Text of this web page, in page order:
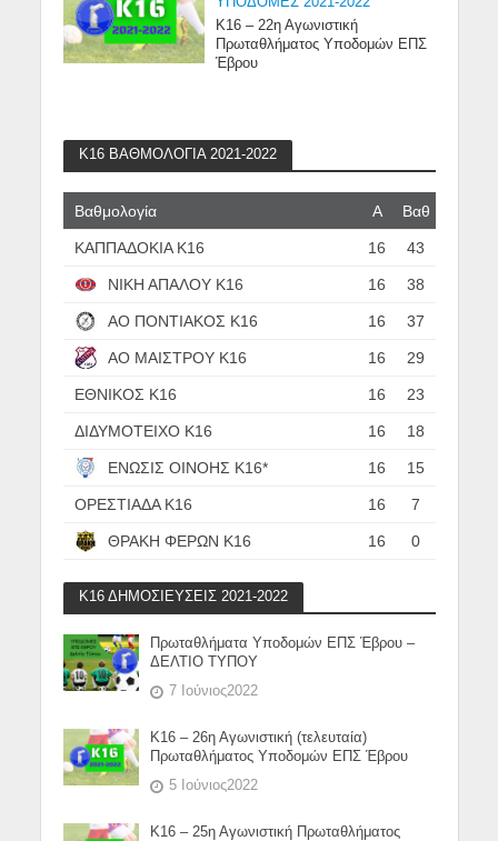
Κ16 – 22η Αγωνιστική
Πρωταθλήματος Υποδομών ΕΠΣ
Έβρου
Κ16 ΒΑΘΜΟΛΟΓΙΑ 2021-2022
Βαθμολογία Α Βαθ
ΚΑΠΠΑΔΟΚΙΑ Κ16 16 43
ΝΙΚΗ ΑΠΑΛΟΥ Κ16 16 38
ΑΟ ΠΟΝΤΙΑΚΟΣ Κ16 16 37
ΑΟ ΜΑΙΣΤΡΟΥ Κ16 16 29
ΕΘΝΙΚΟΣ Κ16 16 23
ΔΙΔΥΜΟΤΕΙΧΟ Κ16 16 18
ΕΝΩΣΙΣ ΟΙΝΟΗΣ Κ16* 16 15
ΟΡΕΣΤΙΑΔΑ Κ16 16 7
ΘΡΑΚΗ ΦΕΡΩΝ Κ16 16 0
Κ16 ΔΗΜΟΣΙΕΥΣΕΙΣ 2021-2022
Πρωταθλήματα Υποδομών ΕΠΣ Έβρου –
ΔΕΛΤΙΟ ΤΥΠΟΥ
7 Ιούνιος2022
Κ16 – 26η Αγωνιστική (τελευταία)
Πρωταθλήματος Υποδομών ΕΠΣ Έβρου
5 Ιούνιος2022
Κ16 – 25η Αγωνιστική Πρωταθλήματος